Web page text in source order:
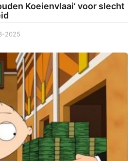
Koeienvlaai’ voor slecht
2025
-
0
3
-
2
5